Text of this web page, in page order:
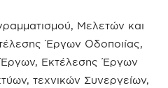
Μελετών και
Έργων Οδοποιίας,
Έργων, Εκτέλεσης Έργων
τεχνικών Συνεργείων,